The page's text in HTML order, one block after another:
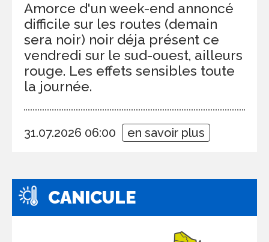
Amorce d'un week-end annoncé
difficile sur les routes (demain
sera noir) noir déja présent ce
vendredi sur le sud-ouest, ailleurs
rouge. Les effets sensibles toute
la journée.
31.07.2026 06:00 en savoir plus
CANICULE